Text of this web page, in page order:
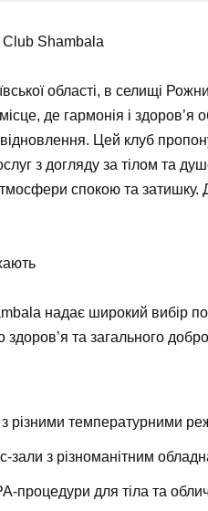
Shambala
області, в селищі
де гармонія і здоров’я
Цей клуб
з догляду за тілом та
спокою та затишку.
надає широкий вибір
здоров’я та загального
з різними температурними
зали з різноманітним
процедури для тіла та